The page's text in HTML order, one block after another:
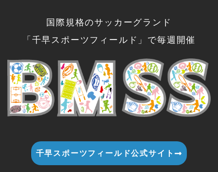
国際規格のサッカーグランド
「千早スポーツフィールド」で毎週開催
千早スポーツフィールド公式サイト